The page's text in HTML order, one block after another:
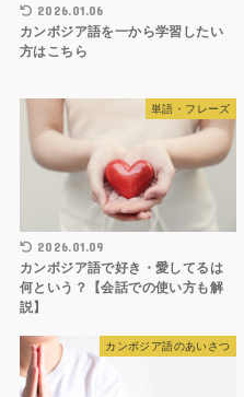
2026.01.06
カンボジア語を一から学習したい
方はこちら
単語・フレーズ
2026.01.09
カンボジア語で好き・愛してるは
何という？【会話での使い方も解
説】
カンボジア語のあいさつ